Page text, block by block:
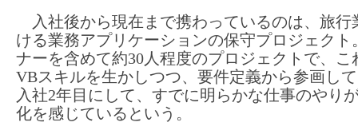
入社後から現在まで携わっているのは、旅行
ける業務アプリケーションの保守プロジェクト
ナーを含めて約30人程度のプロジェクトで、こ
VBスキルを生かしつつ、要件定義から参画し
入社2年目にして、すでに明らかな仕事のやり
化を感じているという。